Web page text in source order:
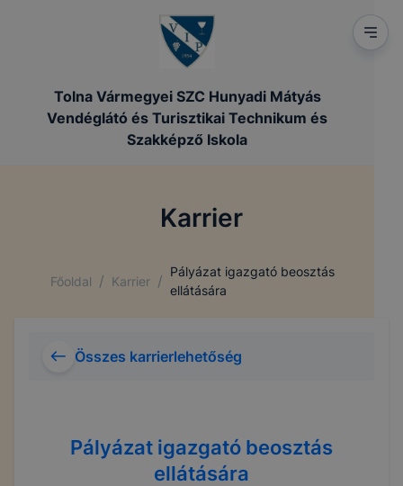
Tolna Vármegyei SZC Hunyadi Mátyás
Vendéglátó és Turisztikai Technikum és
Szakképző Iskola
Karrier
Főoldal / Karrier /
Pályázat igazgató beosztás
ellátására
Összes karrierlehetőség
Pályázat igazgató beosztás
ellátására